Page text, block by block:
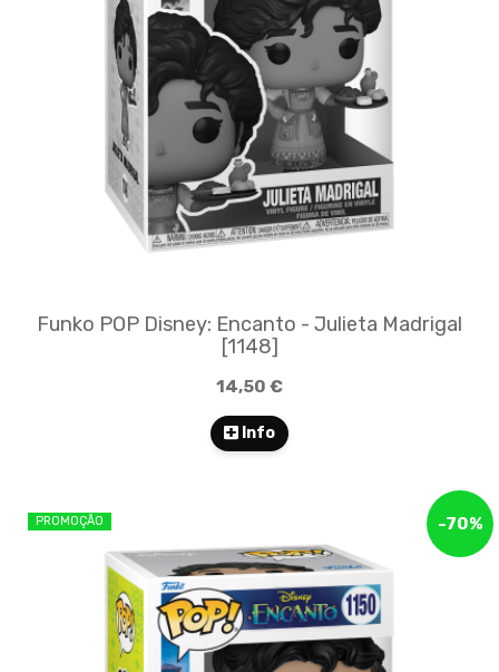
Funko POP Disney: Encanto - Julieta Madrigal
[1148]
14,50 €
Info
-70%
PROMOÇÃO